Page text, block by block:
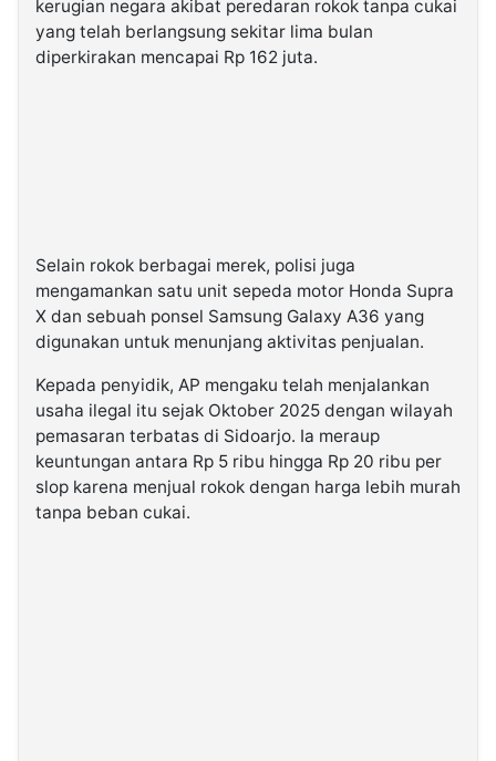
kerugian negara akibat peredaran rokok tanpa cukai
yang telah berlangsung sekitar lima bulan
diperkirakan mencapai Rp 162 juta.
Selain rokok berbagai merek, polisi juga
mengamankan satu unit sepeda motor Honda Supra
X dan sebuah ponsel Samsung Galaxy A36 yang
digunakan untuk menunjang aktivitas penjualan.
Kepada penyidik, AP mengaku telah menjalankan
usaha ilegal itu sejak Oktober 2025 dengan wilayah
pemasaran terbatas di Sidoarjo. Ia meraup
keuntungan antara Rp 5 ribu hingga Rp 20 ribu per
slop karena menjual rokok dengan harga lebih murah
tanpa beban cukai.